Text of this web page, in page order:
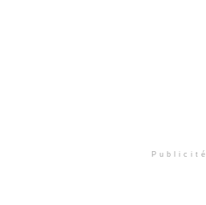
Publicité